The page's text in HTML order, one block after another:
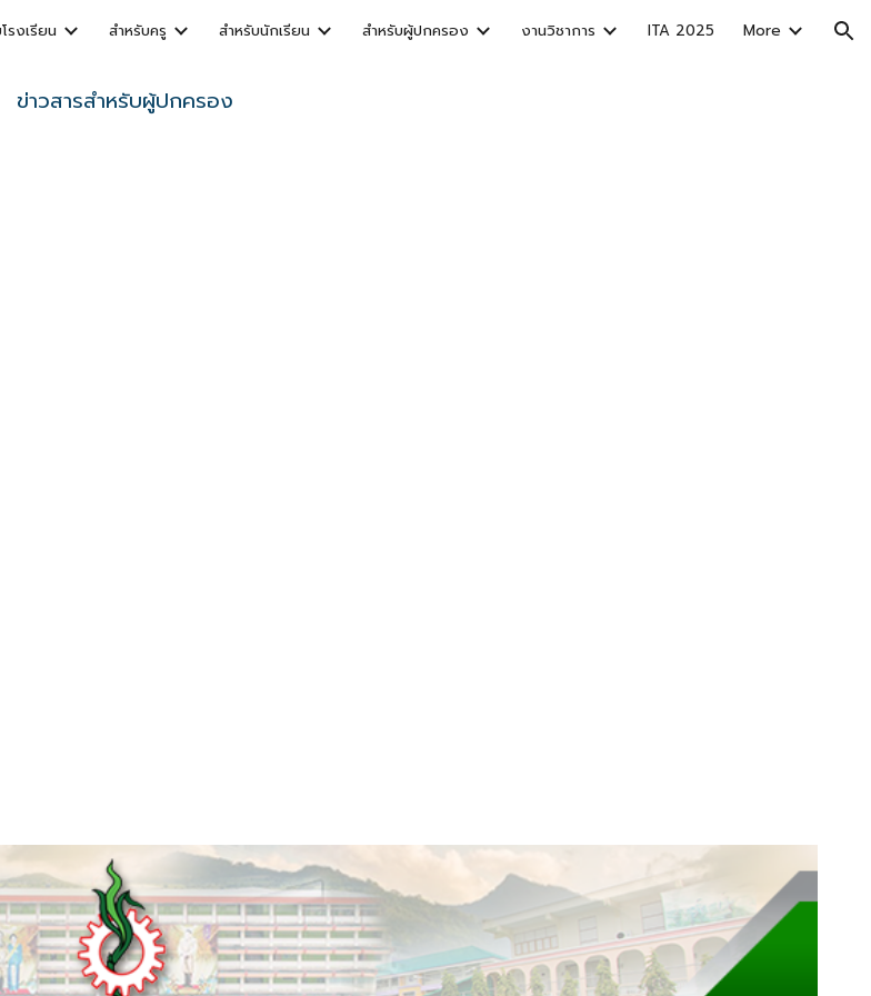
Skip to navigation
รงเรียน สำหรับครู สำหรับนักเรียน สำหรับผู้ปกครอง งานวิชาการ ITA 2025 More
ข่าวสารสำหรับผู้ปกครอง